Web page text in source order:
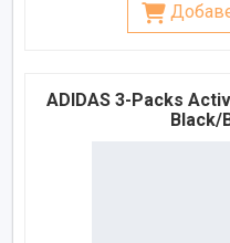
ADIDAS 3-Packs
Black/